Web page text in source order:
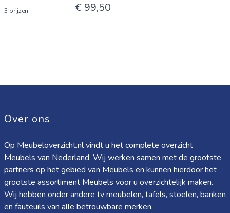
3 prijzen € 99,50
Over ons
Op Meubeloverzicht.nl vindt u het complete overzicht
Meubels van Nederland. Wij werken samen met de grootste
partners op het gebied van Meubels en kunnen hierdoor het
grootste assortiment Meubels voor u overzichtelijk maken.
Wij hebben onder andere tv meubelen, tafels, stoelen, banken
en fauteuils van alle betrouwbare merken.